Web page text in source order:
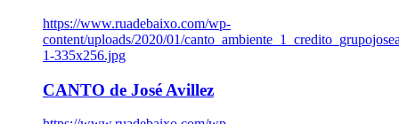
https://www.ruadebaixo.com/wp-
content/uploads/2020/01/
1-335x256.jpg
CANTO de José Avillez